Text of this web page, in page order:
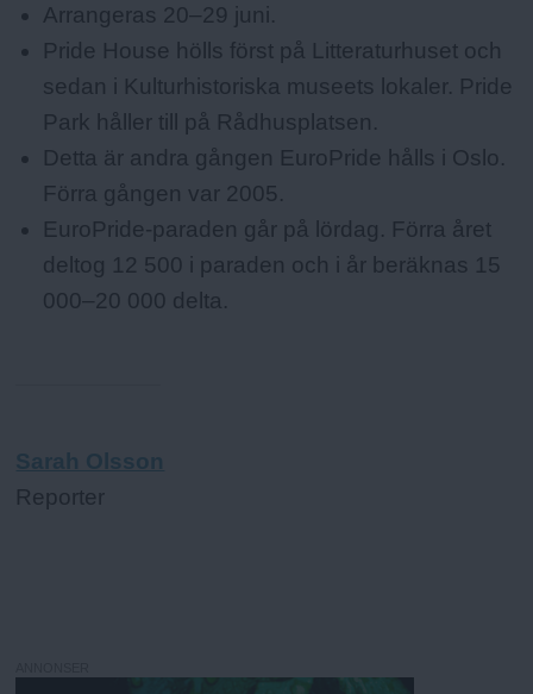
Arrangeras 20–29 juni.
Pride House hölls först på Litteraturhuset och
sedan i Kulturhistoriska museets lokaler. Pride
Park håller till på Rådhusplatsen.
Detta är andra gången EuroPride hålls i Oslo.
Förra gången var 2005.
EuroPride-paraden går på lördag. Förra året
deltog 12 500 i paraden och i år beräknas 15
000–20 000 delta.
Sarah Olsson
Reporter